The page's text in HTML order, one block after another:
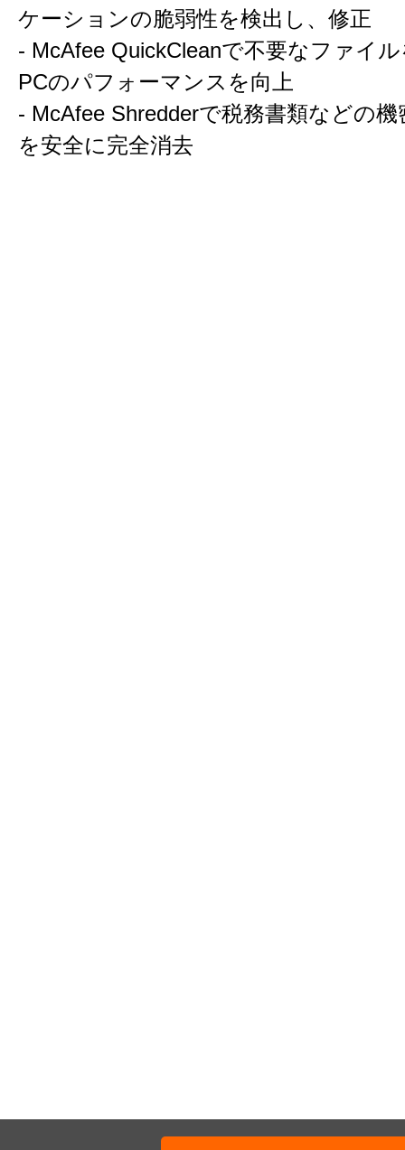
ケーションの脆弱性を検出し、修正
- McAfee QuickCleanで不要なファイ
PCのパフォーマンスを向上
- McAfee Shredderで税務書類などの
を安全に完全消去